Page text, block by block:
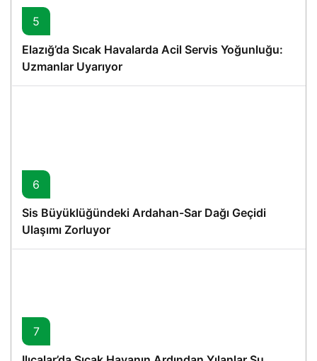
5
Elazığ’da Sıcak Havalarda Acil Servis Yoğunluğu:
Uzmanlar Uyarıyor
6
Sis Büyüklüğündeki Ardahan-Sar Dağı Geçidi
Ulaşımı Zorluyor
7